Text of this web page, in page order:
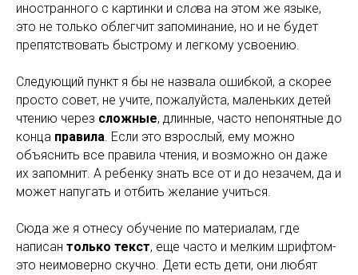
иностранного с картинки и слова на этом же языке,
это не только облегчит запоминание, но и не будет
препятствовать быстрому и легкому усвоению.
Следующий пункт я бы не назвала ошибкой, а скорее
просто совет, не учите, пожалуйста, маленьких детей
чтению через сложные, длинные, часто непонятные до
конца правила. Если это взрослый, ему можно
объяснить все правила чтения, и возможно он даже
их запомнит. А ребенку знать все от и до незачем, да и
может напугать и отбить желание учиться.
Сюда же я отнесу обучение по материалам, где
написан только текст, еще часто и мелким шрифтом-
это неимоверно скучно. Дети есть дети, они любят